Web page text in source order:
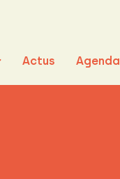
Actus Agenda